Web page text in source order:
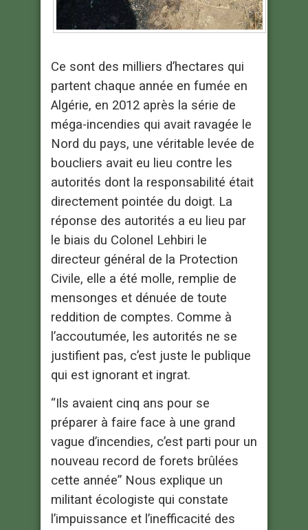
Ce sont des milliers d’hectares qui
partent chaque année en fumée en
Algérie, en 2012 après la série de
méga-incendies qui avait ravagée le
Nord du pays, une véritable levée de
boucliers avait eu lieu contre les
autorités dont la responsabilité était
directement pointée du doigt. La
réponse des autorités a eu lieu par
le biais du Colonel Lehbiri le
directeur général de la Protection
Civile, elle a été molle, remplie de
mensonges et dénuée de toute
reddition de comptes. Comme à
l’accoutumée, les autorités ne se
justifient pas, c’est juste le publique
qui est ignorant et ingrat.
“Ils avaient cinq ans pour se
préparer à faire face à une grand
vague d’incendies, c’est parti pour un
nouveau record de forets brûlées
cette année” Nous explique un
militant écologiste qui constate
l’impuissance et l’inefficacité des